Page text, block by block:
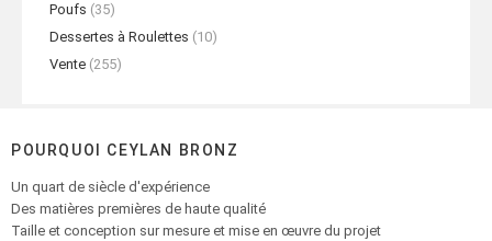
Poufs (35)
Dessertes à Roulettes (10)
Vente (255)
POURQUOI CEYLAN BRONZ
Un quart de siècle d'expérience
Des matières premières de haute qualité
Taille et conception sur mesure et mise en œuvre du projet